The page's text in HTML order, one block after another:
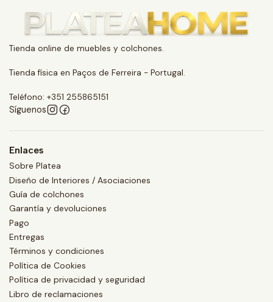
Tienda online de muebles y colchones.
Tienda física en Paços de Ferreira - Portugal.
Teléfono: +351 255865151
Síguenos
Enlaces
Sobre Platea
Diseño de Interiores / Asociaciones
Guía de colchones
Garantía y devoluciones
Pago
Entregas
Términos y condiciones
Política de Cookies
Política de privacidad y seguridad
Libro de reclamaciones